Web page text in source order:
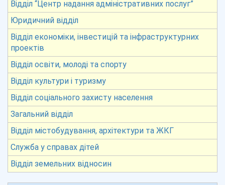
Відділ “Центр надання адміністративних послуг”
Юридичний відділ
Відділ економіки, інвестицій та інфраструктурних
проектів
Відділ освіти, молоді та спорту
Відділ культури і туризму
Відділ соціального захисту населення
Загальний відділ
Відділ містобудування, архітектури та ЖКГ
Служба у справах дітей
Відділ земельних відносин